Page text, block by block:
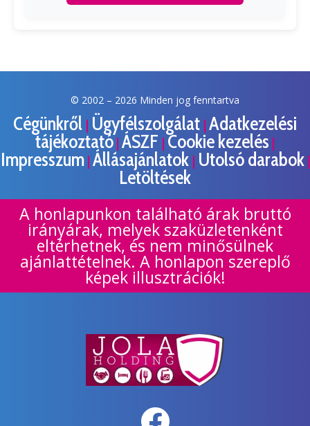
© 2002 – 2026 Minden jog fenntartva
Cégünkről | Ügyfélszolgálat | Adatkezelési
tájékoztató | ÁSZF | Cookie kezelés |
Impresszum| Állásajánlatok | Utolsó darabok|
Letöltések
A honlapunkon található árak bruttó
irányárak, melyek szaküzletenként
eltérhetnek, és nem minősülnek
ajánlattételnek. A honlapon szereplő
képek illusztrációk!